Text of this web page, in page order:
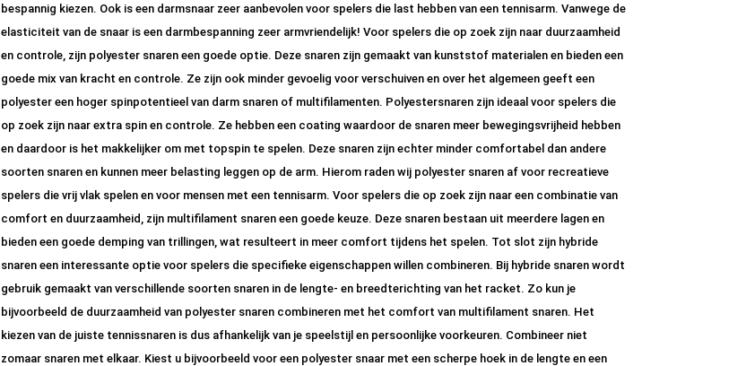
bespannig kiezen. Ook is een darmsnaar zeer aanbevolen voor spelers die last hebben van een tennisarm. Vanwege de
elasticiteit van de snaar is een darmbespanning zeer armvriendelijk! Voor spelers die op zoek zijn naar duurzaamheid
en controle, zijn polyester snaren een goede optie. Deze snaren zijn gemaakt van kunststof materialen en bieden een
goede mix van kracht en controle. Ze zijn ook minder gevoelig voor verschuiven en over het algemeen geeft een
polyester een hoger spinpotentieel van darm snaren of multifilamenten. Polyestersnaren zijn ideaal voor spelers die
op zoek zijn naar extra spin en controle. Ze hebben een coating waardoor de snaren meer bewegingsvrijheid hebben
en daardoor is het makkelijker om met topspin te spelen. Deze snaren zijn echter minder comfortabel dan andere
soorten snaren en kunnen meer belasting leggen op de arm. Hierom raden wij polyester snaren af voor recreatieve
spelers die vrij vlak spelen en voor mensen met een tennisarm. Voor spelers die op zoek zijn naar een combinatie van
comfort en duurzaamheid, zijn multifilament snaren een goede keuze. Deze snaren bestaan uit meerdere lagen en
bieden een goede demping van trillingen, wat resulteert in meer comfort tijdens het spelen. Tot slot zijn hybride
snaren een interessante optie voor spelers die specifieke eigenschappen willen combineren. Bij hybride snaren wordt
gebruik gemaakt van verschillende soorten snaren in de lengte- en breedterichting van het racket. Zo kun je
bijvoorbeeld de duurzaamheid van polyester snaren combineren met het comfort van multifilament snaren. Het
kiezen van de juiste tennissnaren is dus afhankelijk van je speelstijl en persoonlijke voorkeuren. Combineer niet
zomaar snaren met elkaar. Kiest u bijvoorbeeld voor een polyester snaar met een scherpe hoek in de lengte en een